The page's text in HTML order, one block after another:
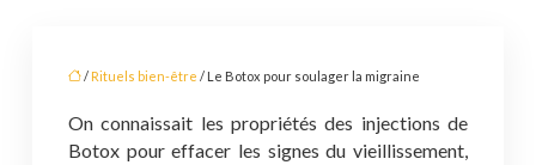
/ Rituels bien-être / Le Botox pour soulager la migraine
On connaissait les propriétés des injections de
Botox pour effacer les signes du vieillissement,